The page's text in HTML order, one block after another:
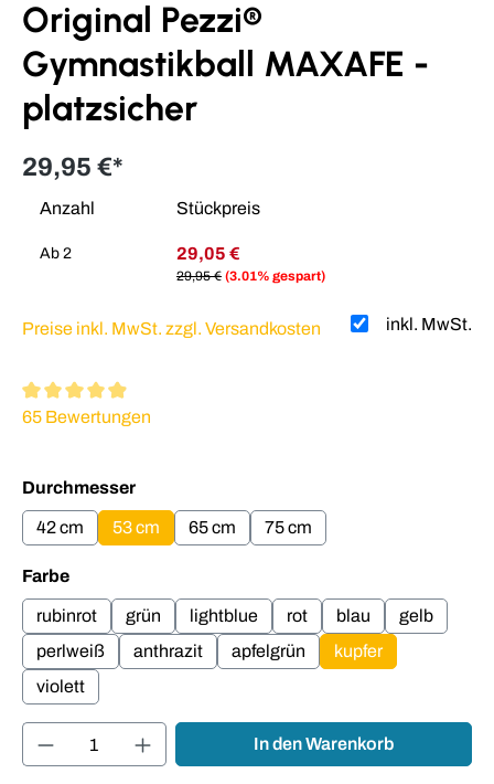
Original Pezzi®
Gymnastikball MAXAFE -
platzsicher
29,95 €*
Anzahl Stückpreis
Ab 2 29,05 €
29,95 € (3.01% gespart)
inkl. MwSt.
Preise inkl. MwSt. zzgl. Versandkosten
Durchschnittliche Bewertung von 4.93 von 5 Sternen
65 Bewertungen
Durchmesserauswählen
42 cm 53 cm 65 cm 75 cm
Farbeauswählen
rubinrot grün lightblue rot blau
gelb
perlweiß
anthrazit apfelgrün
kupfer
violett
Produkt Anzahl: Gib den gewünschten
In den Warenkorb